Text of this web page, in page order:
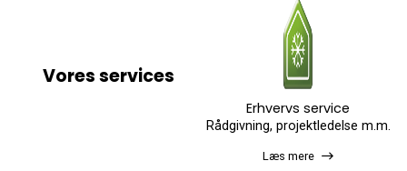
Vores services
Erhvervs service
Rådgivning, projektledelse m.m.
Læs mere